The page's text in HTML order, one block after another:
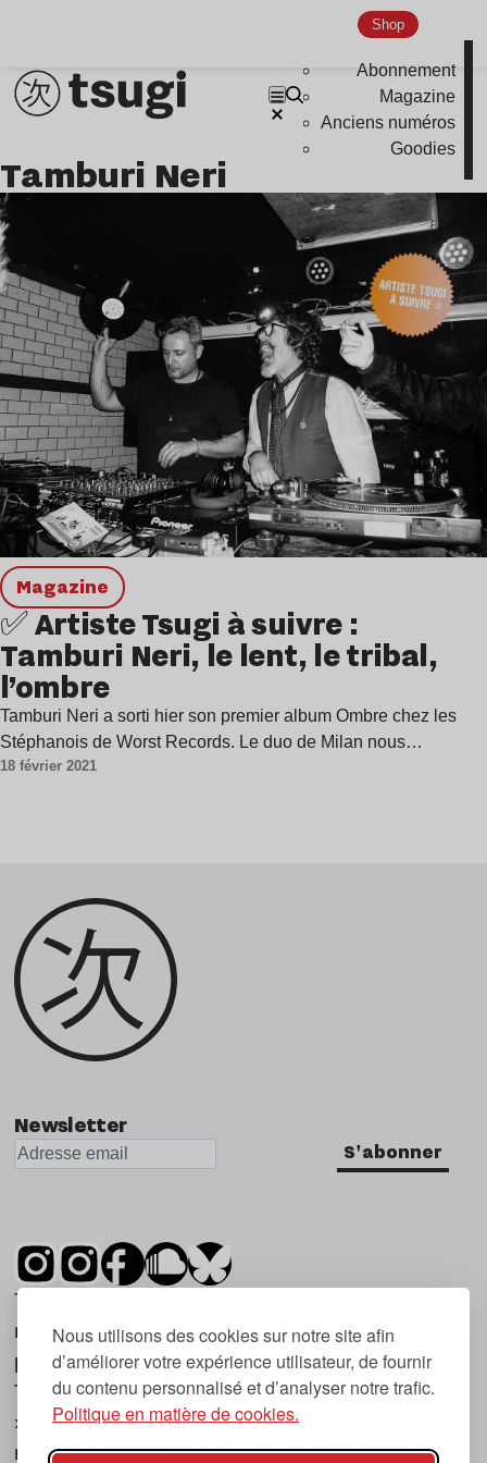
Nous utilisons des cookies sur notre site afin
d’améliorer votre expérience utilisateur, de fournir
du contenu personnalisé et d’analyser notre trafic.
Politique en matière de cookies.
Shop
Abonnement
Magazine
Anciens numéros
Goodies
Tamburi Neri
magazine
✅ Artiste Tsugi à suivre :
Tamburi Neri, le lent, le tribal,
l’ombre
Tamburi Neri a sorti hier son premier album Ombre chez les
Stéphanois de Worst Records. Le duo de Milan nous…
18 février 2021
Newsletter
S'abonner
Tsugi est un mensuel indépendant sur la
musique et les nouvelles tendances, dont la
première parution date de 2007.
Tsugi en japonais signifie « prochain », « suivant
», ce qui correspond à la thématique du
magazine, à l’affût des nouvelles tendances